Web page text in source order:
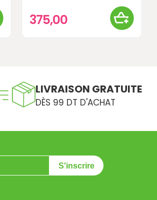
375,00
LIVRAISON GRATUITE
DÈS 99 DT D'ACHAT
S'inscrire